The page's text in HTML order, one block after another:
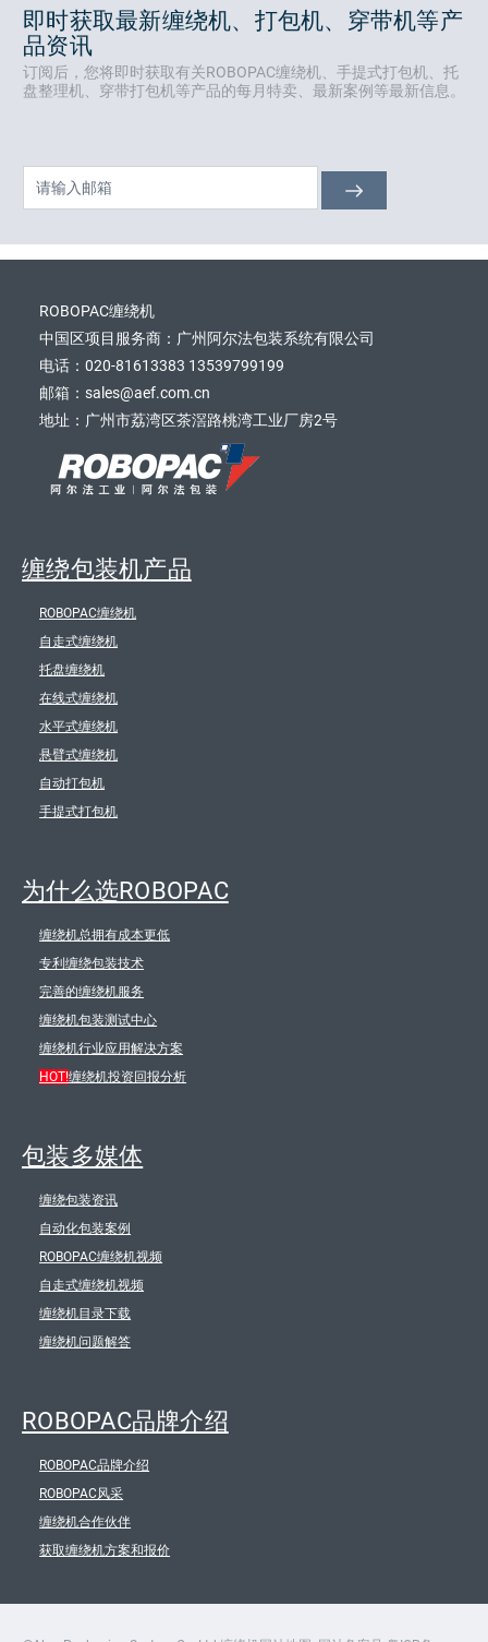
即时获取最新缠绕机、打包机、穿带机等产
品资讯
订阅后，您将即时获取有关ROBOPAC缠绕机、手提式打包机、托
盘整理机、穿带打包机等产品的每月特卖、最新案例等最新信息。
ROBOPAC缠绕机
中国区项目服务商：广州阿尔法包装系统有限公司
电话：020-81613383 13539799199
邮箱：sales@aef.com.cn
地址：广州市荔湾区茶滘路桃湾工业厂房2号
缠绕包装机产品
ROBOPAC缠绕机
自走式缠绕机
托盘缠绕机
在线式缠绕机
水平式缠绕机
悬臂式缠绕机
自动打包机
手提式打包机
为什么选ROBOPAC
缠绕机总拥有成本更低
专利缠绕包装技术
完善的缠绕机服务
缠绕机包装测试中心
缠绕机行业应用解决方案
HOT!缠绕机投资回报分析
包装多媒体
缠绕包装资讯
自动化包装案例
ROBOPAC缠绕机视频
自走式缠绕机视频
缠绕机目录下载
缠绕机问题解答
ROBOPAC品牌介绍
ROBOPAC品牌介绍
ROBOPAC风采
缠绕机合作伙伴
获取缠绕机方案和报价